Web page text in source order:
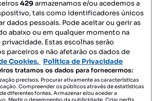
SIGA-NOS:
429armazenamos e/ou acedemos a
tais como identificadores únicos
dados pessoais. Pode aceitar ou gerir as
abaixo ou em qualquer momento na
Estas escolhas serão
parceiros e não afetarão os dados de
Cookies, Política de Privacidade
tratamos os dados para fornecermos:
precisos. Procurar ativamente as características
Compreender os públicos através de estatísticas
diferentes fontes. Armazenar e/ou aceder a